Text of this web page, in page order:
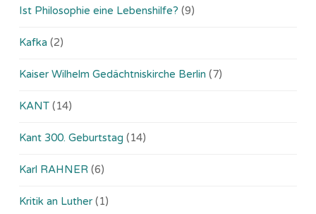
Ist Philosophie eine Lebenshilfe? (9)
Kafka (2)
Kaiser Wilhelm Gedächtniskirche Berlin (7)
KANT (14)
Kant 300. Geburtstag (14)
Karl RAHNER (6)
Kritik an Luther (1)